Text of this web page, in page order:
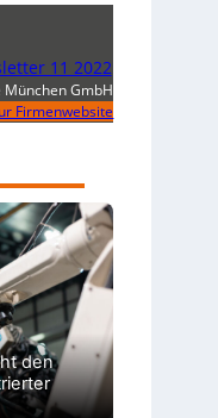
11 2022
München GmbH
Firmenwebsite
den